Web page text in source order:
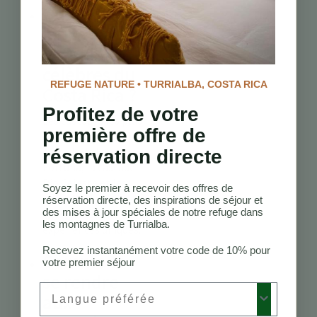
Quelles sont
les cascades
les plus
célèbres du
Costa Rica ?
Les cascades les plus
célèbres incluent la
cascade de La
Fortuna, la cascade
Rio Celeste et les
cascades de Nauyaca,
chacune offrant des
expériences uniques.
Comment
se rendre
aux
REFUGE NATURE • TURRIALBA, COSTA RICA
Profitez de votre
première offre de
réservation directe
Soyez le premier à recevoir des offres de
réservation directe, des inspirations de séjour et
des mises à jour spéciales de notre refuge dans
les montagnes de Turrialba.
Recevez instantanément votre code de 10% pour
votre premier séjour